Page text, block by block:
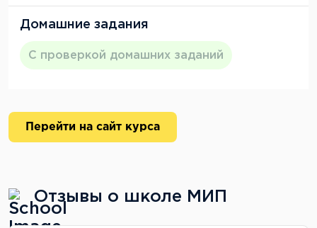
Домашние задания
С проверкой домашних заданий
Перейти на сайт курса
Отзывы о школе МИП